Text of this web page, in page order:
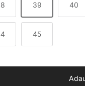
39 40
45